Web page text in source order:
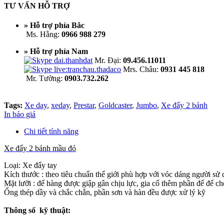
TƯ VẤN HỖ TRỢ
» Hỗ trợ phía Bắc
Ms. Hằng: 0966 988 279
» Hỗ trợ phía Nam
Mr. Đại: 09.456.11011
Mrs. Châu: 0931 445 818
Mr. Tường: 0903.732.262
Tags: Xe day, xeday, Prestar, Goldcaster, Jumbo, Xe đẩy 2 bánh
In báo giá
Chi tiết tính năng
Xe đẩy 2 bánh mầu đỏ
Loại: Xe đẩy tay
Kích thước : theo tiêu chuẩn thế giới phù hợp với vóc dáng người sử
Mặt lưỡi : để hàng được giập gân chịu lực, gia cố thêm phần đế để
Ống thép dầy và chắc chắn, phần sơn và hàn đều được xử lý kỹ
Thông số kỹ thuật: